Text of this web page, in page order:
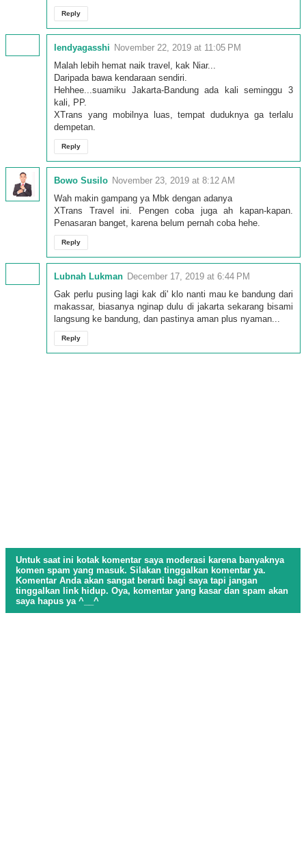
Reply
lendyagasshi November 22, 2019 at 11:05 PM
Malah lebih hemat naik travel, kak Niar...
Daripada bawa kendaraan sendiri.
Hehhee...suamiku Jakarta-Bandung ada kali seminggu 3
kali, PP.
XTrans yang mobilnya luas, tempat duduknya ga terlalu
dempetan.
Reply
Bowo Susilo November 23, 2019 at 8:12 AM
Wah makin gampang ya Mbk dengan adanya
XTrans Travel ini. Pengen coba juga ah kapan-kapan.
Penasaran banget, karena belum pernah coba hehe.
Reply
Lubnah Lukman December 17, 2019 at 6:44 PM
Gak perlu pusing lagi kak di' klo nanti mau ke bandung dari
makassar, biasanya nginap dulu di jakarta sekarang bisami
langsung ke bandung, dan pastinya aman plus nyaman...
Reply
Untuk saat ini kotak komentar saya moderasi karena banyaknya
komen spam yang masuk. Silakan tinggalkan komentar ya.
Komentar Anda akan sangat berarti bagi saya tapi jangan
tinggalkan link hidup. Oya, komentar yang kasar dan spam akan
saya hapus ya ^__^